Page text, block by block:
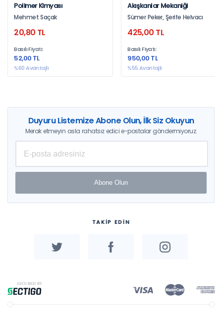
Polimer Kimyası
Mehmet Saçak
20,80 TL
Basılı Fiyatı:
52,00 TL
%60 Avantajlı
Akışkanlar Mekaniği
Sümer Peker, Şerife Helvacı
425,00 TL
Basılı Fiyatı:
950,00 TL
%55 Avantajlı
Duyuru Listemize Abone Olun, İlk Siz Okuyun
Merak etmeyin asla rahatsız edici e-postalar göndermiyoruz.
Abone Olun
TAKİP EDİN